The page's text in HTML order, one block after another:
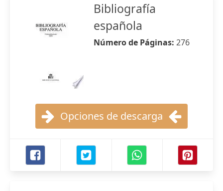
Bibliografía
española
Número de Páginas: 276
Opciones de descarga